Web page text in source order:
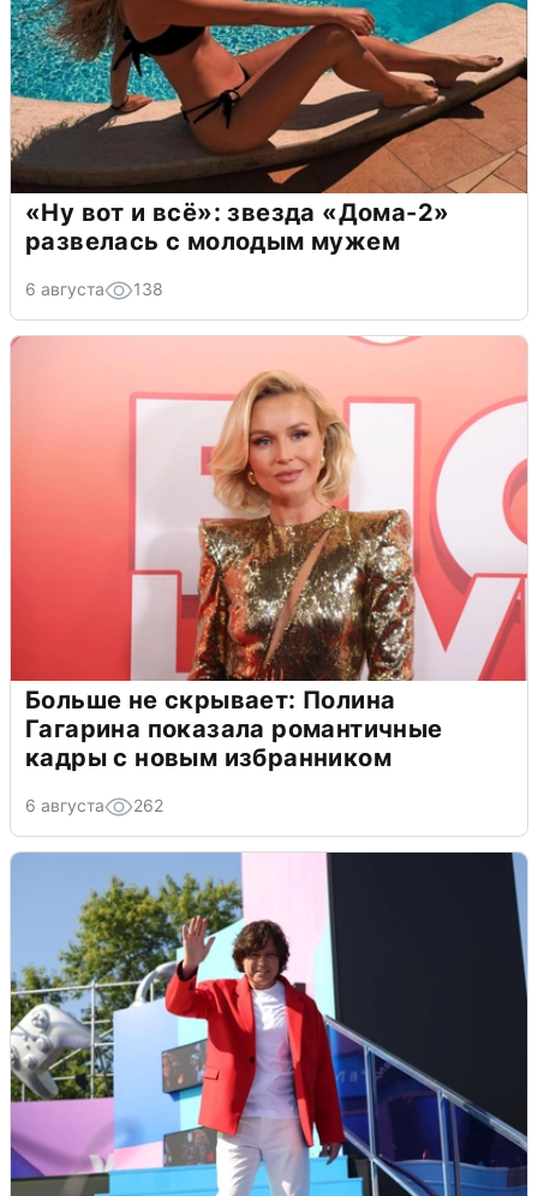
«Ну вот и всё»: звезда «Дома-2»
развелась с молодым мужем
6 августа 138
Больше не скрывает: Полина
Гагарина показала романтичные
кадры с новым избранником
6 августа 262